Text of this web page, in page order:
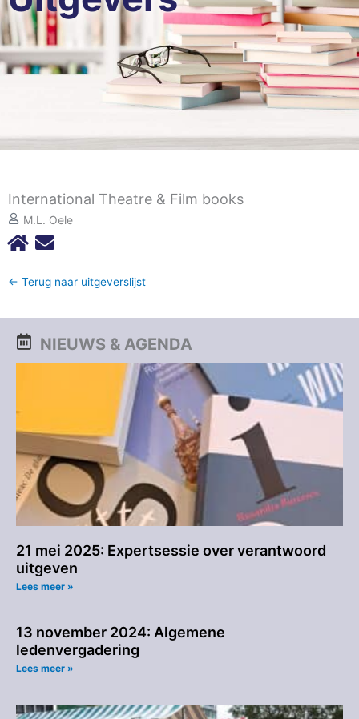
International Theatre & Film books
M.L. Oele
← Terug naar uitgeverslijst
NIEUWS & AGENDA
21 mei 2025: Expertsessie over verantwoord
uitgeven
Lees meer »
13 november 2024: Algemene
ledenvergadering
Lees meer »